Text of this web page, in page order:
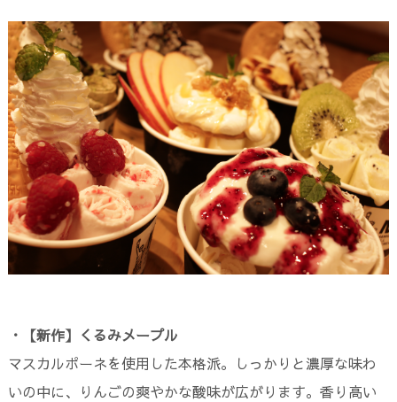
・【新作】くるみメープル
マスカルポーネを使用した本格派。しっかりと濃厚な味わ
いの中に、りんごの爽やかな酸味が広がります。香り高い